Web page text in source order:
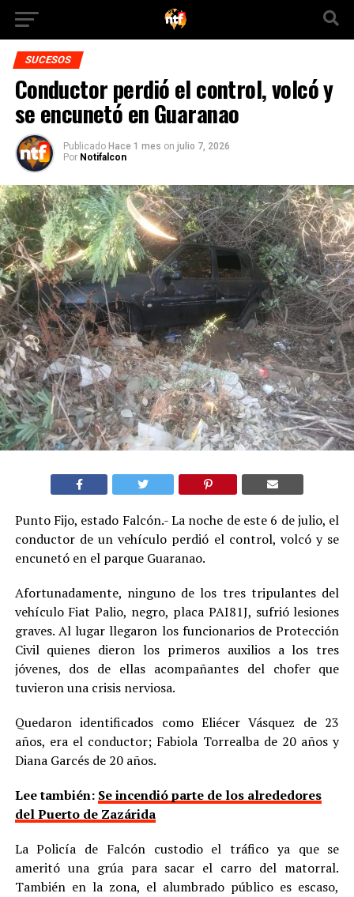
SUCESOS
Conductor perdió el control, volcó y
se encunetó en Guaranao
Publicado Hace 1 mes on julio 7, 2026
Por Notifalcon
Punto Fijo, estado Falcón.- La noche de este 6 de julio, el
conductor de un vehículo perdió el control, volcó y se
encunetó en el parque Guaranao.
Afortunadamente, ninguno de los tres tripulantes del
vehículo Fiat Palio, negro, placa PAI81J, sufrió lesiones
graves. Al lugar llegaron los funcionarios de Protección
Civil quienes dieron los primeros auxilios a los tres
jóvenes, dos de ellas acompañantes del chofer que
tuvieron una crisis nerviosa.
Quedaron identificados como Eliécer Vásquez de 23
años, era el conductor; Fabiola Torrealba de 20 años y
Diana Garcés de 20 años.
Lee también: Se incendió parte de los alrededores
del Puerto de Zazárida
La Policía de Falcón custodio el tráfico ya que se
ameritó una grúa para sacar el carro del matorral.
También en la zona, el alumbrado público es escaso,